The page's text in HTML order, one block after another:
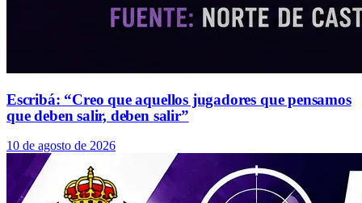
Escribá: “Creo que aquellos jugadores que pensamos
que deben salir, deben salir”
10 de agosto de 2026